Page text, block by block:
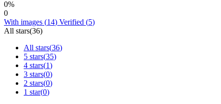
0%
0
With images (14) Verified (5)
All stars(36)
All stars(36)
5 stars(35)
4 stars(1)
3 stars(0)
2 stars(0)
1 star(0)